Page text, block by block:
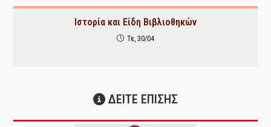
Ιστορία και Είδη Βιβλιοθηκών
Τε, 30/04
ΔΕΙΤΕ ΕΠΙΣΗΣ